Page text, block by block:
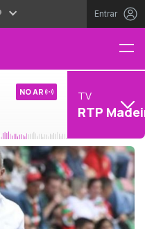
Entrar
NO AR TV
RTP